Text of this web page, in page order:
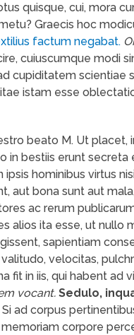
quisque, cui, mora
Graecis hoc
factum negabat.
cuiuscumque modi
cupiditatem scientiae
istam esse
beato M. Ut placet,
in bestiis erunt secreta
hominibus virtus
aut bona sunt aut
ac rerum
alios ita esse, ut nullo
sapientiam
velocitas,
fit in iis, qui habent ad
vocant. Sedulo,
ad corpus
corpore